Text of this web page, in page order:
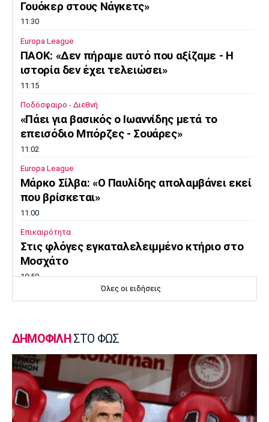
Γουόκερ στους Νάγκετς»
11:30
Europa League
ΠΑΟΚ: «Δεν πήραμε αυτό που αξίζαμε - Η
ιστορία δεν έχει τελειώσει»
11:15
Ποδόσφαιρο - Διεθνή
«Πάει για βασικός ο Ιωαννίδης μετά το
επεισόδιο Μπόρζες - Σουάρες»
11:02
Europa League
Μάρκο Σίλβα: «Ο Παυλίδης απολαμβάνει εκεί
που βρίσκεται»
11:00
Επικαιρότητα
Στις φλόγες εγκαταλελειμμένο κτήριο στο
Μοσχάτο
10:50
10:40
Μπάσκετ
Συνεχίζει στη Ρωσία ο Αλεξέι Ποκουσέφσκι
10:30
Στοίχημα
Όλες οι ειδήσεις
ΔΗΜΟΦΙΛΗ ΣΤΟ ΦΩΣ